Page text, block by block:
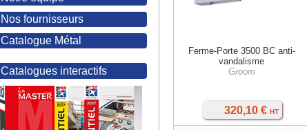
Nos fournisseurs
Catalogue Métal
Catalogues interactifs
Ferme-Porte 3500 BC anti-
vandalisme
Groom
320,10 € HT